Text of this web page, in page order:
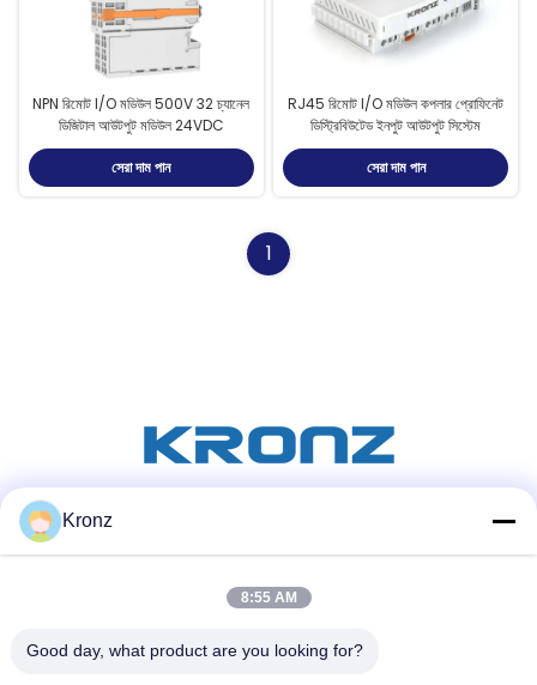
NPN রিমোট I/O মডিউল 500V 32 চ্যানেল
ডিজিটাল আউটপুট মডিউল 24VDC
সেরা দাম পান
RJ45 রিমোট I/O মডিউল কপলার প্রোফিনেট
ডিস্ট্রিবিউটেড ইনপুট আউটপুট সিস্টেম
সেরা দাম পান
1
দ্রুত যোগাযোগ
Kronz
8:55 AM
Good day, what product are you looking for?